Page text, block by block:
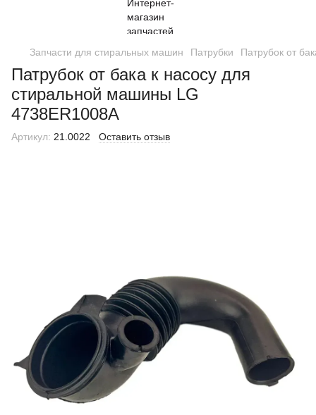
Запчасти для стиральных машин Патрубки Патрубок от
Патрубок от бака к насосу для
стиральной машины LG
4738ER1008A
Артикул: 21.0022 Оставить отзыв